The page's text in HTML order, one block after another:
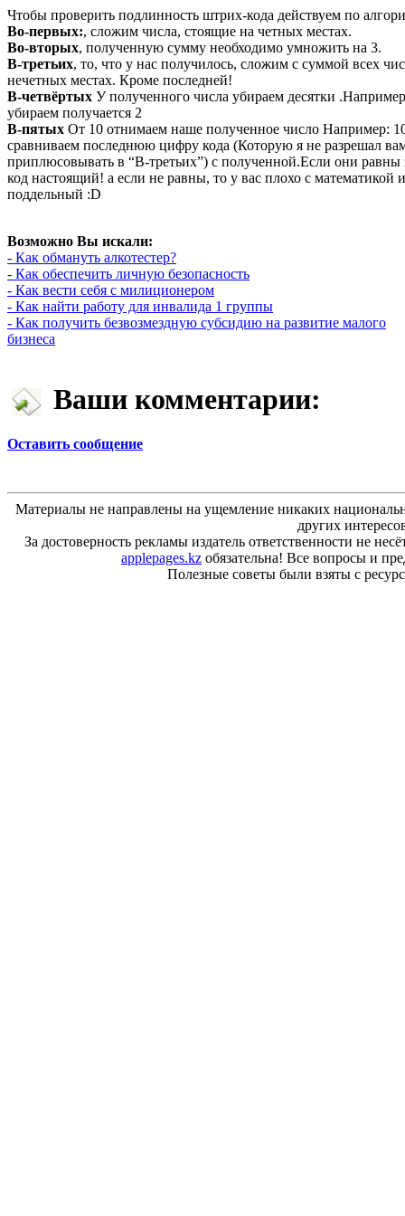
Чтобы проверить подлинность штрих-кода действуем по
Во-первых:, сложим числа, стоящие на четных местах.
Во-вторых, полученную сумму необходимо умножить на 3.
В-третьих, то, что у нас получилось, сложим с суммой всех
нечетных местах. Кроме последней!
В-четвёртых У полученного числа убираем десятки
убираем получается 2
В-пятых От 10 отнимаем наше полученное число Например:
сравниваем последнюю цифру кода (Которую я не разрешал
приплюсовывать в “В-третьих”) с полученной.Если они равны
код настоящий! а если не равны, то у вас плохо с математикой
поддельный :D
Возможно Вы искали:
- Как обмануть алкотестер?
- Как обеспечить личную безопасность
- Как вести себя с милиционером
- Как найти работу для инвалида 1 группы
- Как получить безвозмездную субсидию на развитие малого
бизнеса
Ваши комментарии:
Оставить сообщение
Материалы не направлены на ущемление никаких
других
За достоверность рекламы издатель ответственности не
applepages.kz обязательна! Все вопросы и
Полезные советы были взяты с